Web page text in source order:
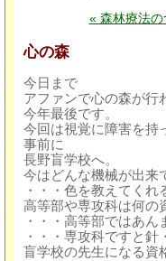
« 森林療法
心の森
今日まで
アファンで心の森が行
今年最後です。
今回は視覚に障害を持
事前に
長野盲学校へ。
今はどんな機械が出来
・・・色を教えてく
高等部や専攻科は何の
・・・高等部ではあ
・・・専攻科ですと針
盲学校の先生になる資